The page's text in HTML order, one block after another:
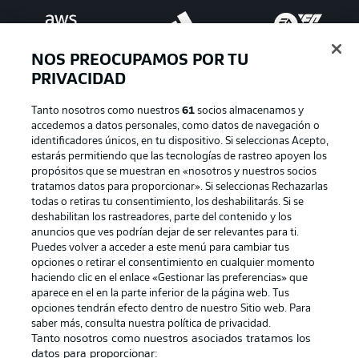
Publicidad Aviso legal
Gestionar las preferencias
Canales Trabajos
Jugadores Condiciones de uso
NOS PREOCUPAMOS POR TU
PRIVACIDAD
Tanto nosotros como nuestros 61socios almacenamos y
accedemos a datos personales, como datos de navegación o
identificadores únicos, en tu dispositivo. Si seleccionas Acepto,
estarás permitiendo que las tecnologías de rastreo apoyen los
propósitos que se muestran en «nosotros y nuestros socios
tratamos datos para proporcionar». Si seleccionas Rechazarlas
todas o retiras tu consentimiento, los deshabilitarás. Si se
deshabilitan los rastreadores, parte del contenido y los
anuncios que ves podrían dejar de ser relevantes para ti.
Puedes volver a acceder a este menú para cambiar tus
opciones o retirar el consentimiento en cualquier momento
haciendo clic en el enlace «Gestionar las preferencias» que
aparece en el en la parte inferior de la página web. Tus
opciones tendrán efecto dentro de nuestro Sitio web. Para
saber más, consulta nuestra política de privacidad.
Tanto nosotros como nuestros asociados tratamos los
datos para proporcionar: